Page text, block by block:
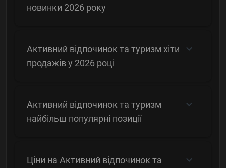
новинки 2026 року
Активний відпочинок та туризм хіти
продажів у 2026 році
Активний відпочинок та туризм
найбільш популярні позиції
Ціни на Активний відпочинок та